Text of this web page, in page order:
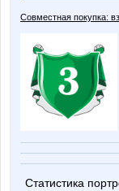
Совместная покупка:
Статистика